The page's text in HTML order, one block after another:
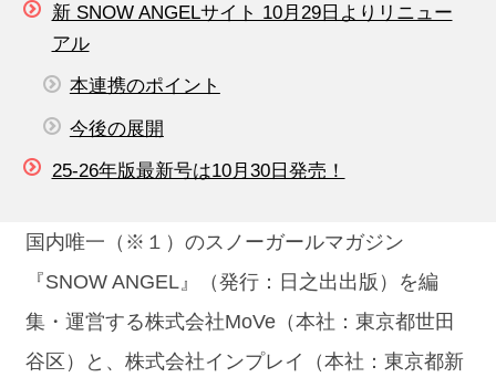
新 SNOW ANGELサイト 10月29日よりリニュー
アル
本連携のポイント
今後の展開
25-26年版最新号は10月30日発売！
国内唯一（※１）のスノーガールマガジン
『SNOW ANGEL』（発行：日之出出版）を編
集・運営する株式会社MoVe（本社：東京都世田
谷区）と、株式会社インプレイ（本社：東京都新